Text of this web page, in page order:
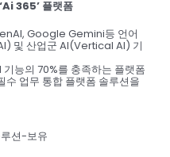
365’ 플랫폼
Google Gemini등 언어
및 산업군 AI(Vertical AI) 기
능의 70%를 충족하는 플랫폼
수 업무 통합 플랫폼 솔루션을